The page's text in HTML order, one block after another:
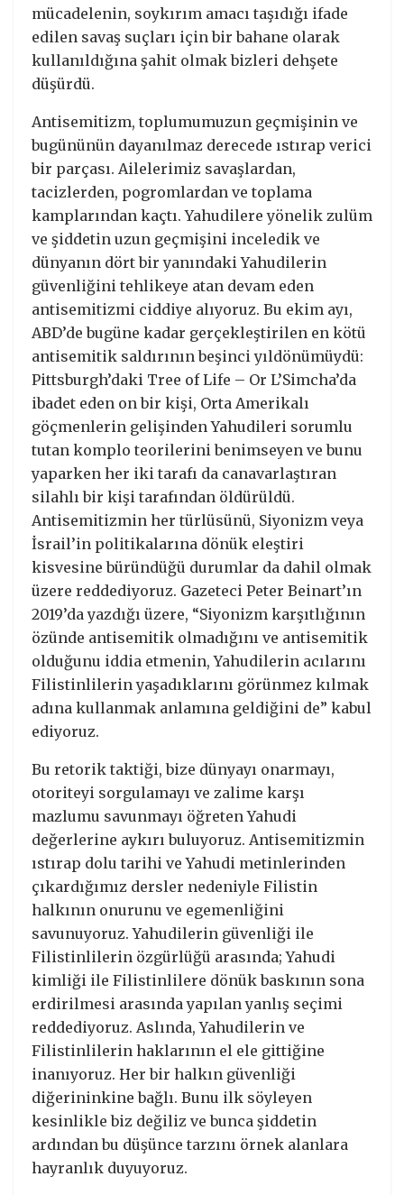
mücadelenin, soykırım amacı taşıdığı ifade
edilen savaş suçları için bir bahane olarak
kullanıldığına şahit olmak bizleri dehşete
düşürdü.
Antisemitizm, toplumumuzun geçmişinin ve
bugününün dayanılmaz derecede ıstırap verici
bir parçası. Ailelerimiz savaşlardan,
tacizlerden, pogromlardan ve toplama
kamplarından kaçtı. Yahudilere yönelik zulüm
ve şiddetin uzun geçmişini inceledik ve
dünyanın dört bir yanındaki Yahudilerin
güvenliğini tehlikeye atan devam eden
antisemitizmi ciddiye alıyoruz. Bu ekim ayı,
ABD’de bugüne kadar gerçekleştirilen en kötü
antisemitik saldırının beşinci yıldönümüydü:
Pittsburgh’daki Tree of Life – Or L’Simcha’da
ibadet eden on bir kişi, Orta Amerikalı
göçmenlerin gelişinden Yahudileri sorumlu
tutan komplo teorilerini benimseyen ve bunu
yaparken her iki tarafı da canavarlaştıran
silahlı bir kişi tarafından öldürüldü.
Antisemitizmin her türlüsünü, Siyonizm veya
İsrail’in politikalarına dönük eleştiri
kisvesine büründüğü durumlar da dahil olmak
üzere reddediyoruz. Gazeteci Peter Beinart’ın
2019’da yazdığı üzere, “Siyonizm karşıtlığının
özünde antisemitik olmadığını ve antisemitik
olduğunu iddia etmenin, Yahudilerin acılarını
Filistinlilerin yaşadıklarını görünmez kılmak
adına kullanmak anlamına geldiğini de” kabul
ediyoruz.
Bu retorik taktiği, bize dünyayı onarmayı,
otoriteyi sorgulamayı ve zalime karşı
mazlumu savunmayı öğreten Yahudi
değerlerine aykırı buluyoruz. Antisemitizmin
ıstırap dolu tarihi ve Yahudi metinlerinden
çıkardığımız dersler nedeniyle Filistin
halkının onurunu ve egemenliğini
savunuyoruz. Yahudilerin güvenliği ile
Filistinlilerin özgürlüğü arasında; Yahudi
kimliği ile Filistinlilere dönük baskının sona
erdirilmesi arasında yapılan yanlış seçimi
reddediyoruz. Aslında, Yahudilerin ve
Filistinlilerin haklarının el ele gittiğine
inanıyoruz. Her bir halkın güvenliği
diğerininkine bağlı. Bunu ilk söyleyen
kesinlikle biz değiliz ve bunca şiddetin
ardından bu düşünce tarzını örnek alanlara
hayranlık duyuyoruz.